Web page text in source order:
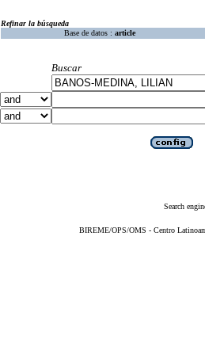
Refinar la búsqueda
Base de datos : article
Buscar
Search
BIREME/OPS/OMS - Centro